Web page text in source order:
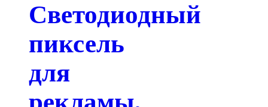
Светодиодный
пиксель
для